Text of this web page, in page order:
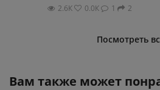
2.6К 0.0К 1 2
Посмотреть
Вам также может